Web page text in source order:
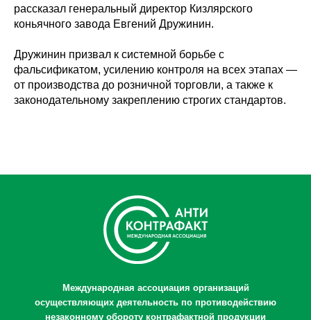
рассказал генеральный директор Кизлярского
коньячного завода Евгений Дружинин.
Дружинин призвал к системной борьбе с
фальсификатом, усилению контроля на всех этапах —
от производства до розничной торговли, а также к
законодательному закреплению строгих стандартов.
Международная ассоциация организаций
осуществляющих деятельность по противодействию
незаконному обороту контрафактной продукции